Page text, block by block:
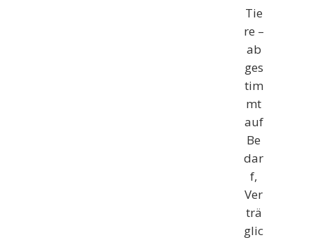
Tie
re –
ab
ges
tim
mt
auf
Be
dar
f,
Ver
trä
glic